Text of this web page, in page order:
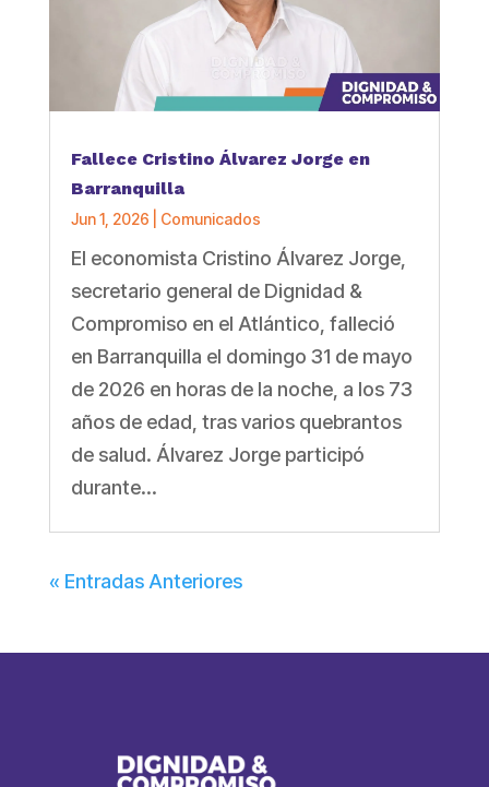
Fallece Cristino Álvarez Jorge en
Barranquilla
Jun 1, 2026 Comunicados
El economista Cristino Álvarez Jorge,
secretario general de Dignidad &
Compromiso en el Atlántico, falleció
en Barranquilla el domingo 31 de mayo
de 2026 en horas de la noche, a los 73
años de edad, tras varios quebrantos
de salud. Álvarez Jorge participó
durante...
« Entradas Anteriores